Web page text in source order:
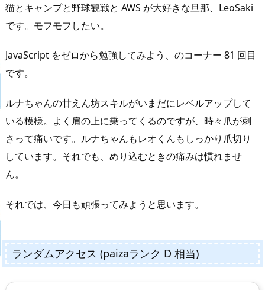
猫とキャンプと野球観戦と AWS が大好きな旦那、LeoSaki
です。モフモフしたい。
JavaScript をゼロから勉強してみよう、のコーナー 81 回目
です。
ルナちゃんの甘えん坊スキルがいまだにレベルアップして
いる模様。よく肩の上に乗ってくるのですが、時々爪が刺
さって痛いです。ルナちゃんもレオくんもしっかり爪切り
しています。それでも、めり込むときの痛みは慣れませ
ん。
それでは、今日も頑張ってみようと思います。
ランダムアクセス (paizaランク D 相当)